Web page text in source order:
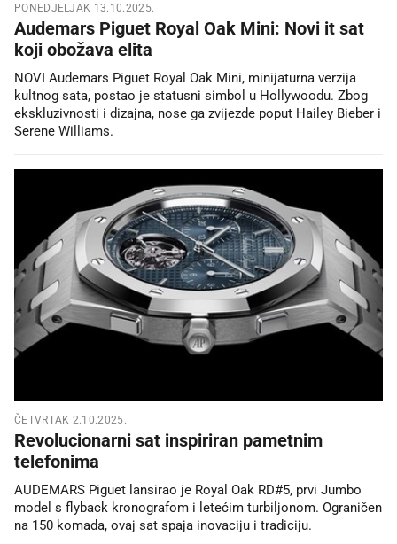
PONEDJELJAK 13.10.2025.
Audemars Piguet Royal Oak Mini: Novi it sat
koji obožava elita
NOVI Audemars Piguet Royal Oak Mini, minijaturna verzija
kultnog sata, postao je statusni simbol u Hollywoodu. Zbog
ekskluzivnosti i dizajna, nose ga zvijezde poput Hailey Bieber i
Serene Williams.
ČETVRTAK 2.10.2025.
Revolucionarni sat inspiriran pametnim
telefonima
AUDEMARS Piguet lansirao je Royal Oak RD#5, prvi Jumbo
model s flyback kronografom i letećim turbiljonom. Ograničen
na 150 komada, ovaj sat spaja inovaciju i tradiciju.